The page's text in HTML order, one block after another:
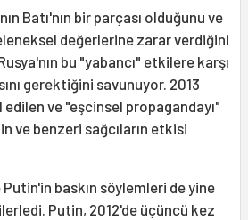
Batı'nın bir parçası olduğunu ve
değerlerine zarar verdiğini
bu "yabancı" etkilere karşı
gerektiğini savunuyor. 2013
edilen ve "eşcinsel propagandayı"
ve benzeri sağcıların etkisi
baskın söylemleri de yine
Putin, 2012'de üçüncü kez